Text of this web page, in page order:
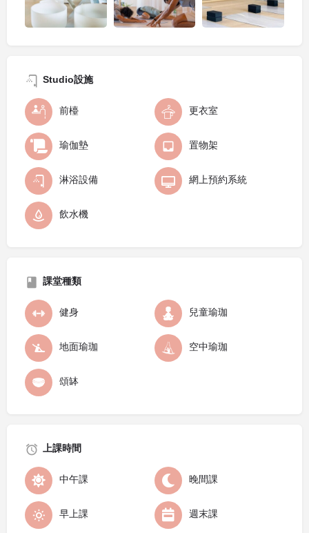
Studio設施
前檯 更衣室
瑜伽墊 置物架
淋浴設備 網上預約系統
飲水機
課堂種類
健身 兒童瑜珈
地面瑜珈 空中瑜珈
頌缽
上課時間
中午課 晚間課
早上課 週末課